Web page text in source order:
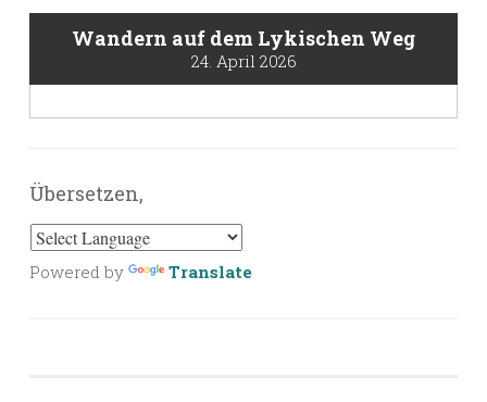
Wandern auf dem Lykischen Weg
24. April 2026
Übersetzen,
Powered by Translate